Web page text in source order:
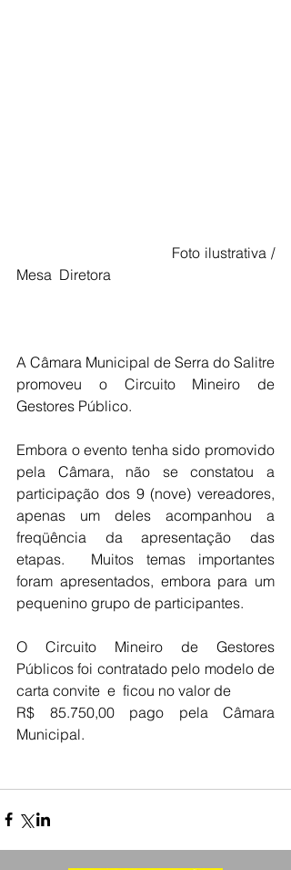
Mesa  Diretora
A Câmara Municipal de Serra do Salitre
promoveu o Circuito Mineiro de
Gestores Público.
Embora o evento tenha sido promovido
pela Câmara, não se constatou a
participação dos 9 (nove) vereadores,
apenas um deles acompanhou a
freqüência da apresentação das
etapas.  Muitos temas importantes
foram apresentados, embora para um
pequenino grupo de participantes.
O Circuito Mineiro de Gestores
Públicos foi contratado pelo modelo de
carta convite  e  ficou no valor de
R$ 85.750,00 pago pela Câmara
Municipal.